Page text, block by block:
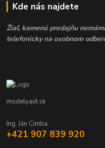
Kde nás najdete
Žiaľ, kamenú predajňu
telefonicky na osobnom
modelyaut.sk
Ing. Ján Cimba
+421 907 839 920